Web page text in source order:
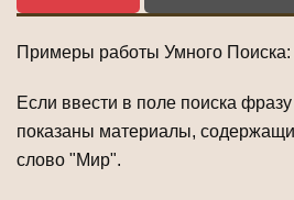
Примеры работы Умного Поиска:
Если ввести в поле поиска фразу
показаны материалы,
слово "Мир".